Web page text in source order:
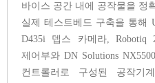
바이스 공간 내에 공작물을 정
실제 테스트베드 구축을 통해
D435i 뎁스 카메라, Robotiq
제어부와 DN Solutions
컨트롤러로 구성된 공작